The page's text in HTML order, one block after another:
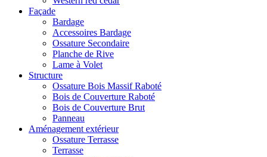
Façade
Bardage
Accessoires Bardage
Ossature Secondaire
Planche de Rive
Lame à Volet
Structure
Ossature Bois Massif Raboté
Bois de Couverture Raboté
Bois de Couverture Brut
Panneau
Aménagement extérieur
Ossature Terrasse
Terrasse